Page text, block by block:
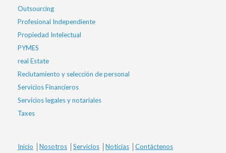
Outsourcing
Profesional Independiente
Propiedad Intelectual
PYMES
real Estate
Reclutamiento y selección de personal
Servicios Financieros
Servicios legales y notariales
Taxes
Inicio Nosotros Servicios Noticias Contáctenos